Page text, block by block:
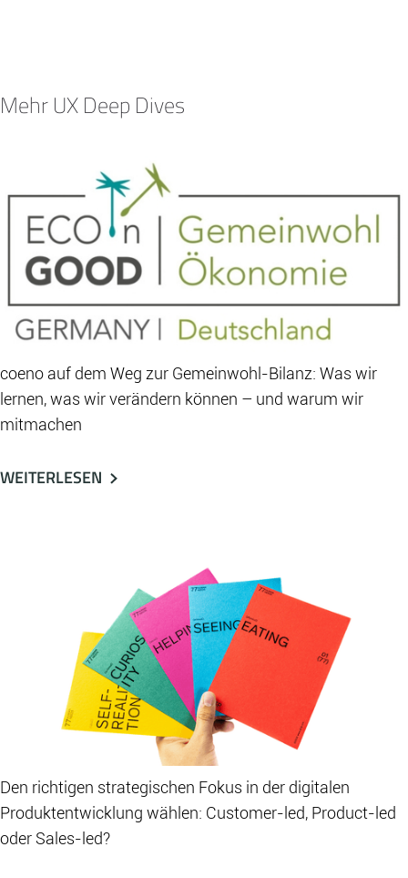
Mehr UX Deep Dives
coeno auf dem Weg zur Gemeinwohl-Bilanz: Was wir
lernen, was wir verändern können – und warum wir
mitmachen
WEITERLESEN
Den richtigen strategischen Fokus in der digitalen
Produktentwicklung wählen: Customer-led, Product-led
oder Sales-led?